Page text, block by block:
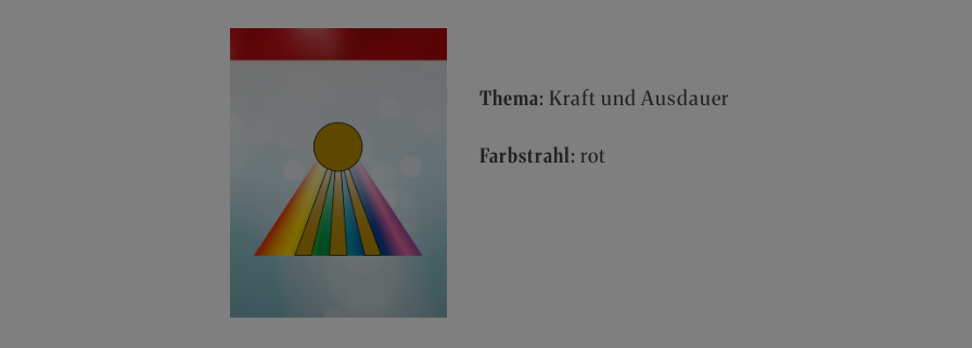
Thema: Kraft und Ausdauer
Farbstrahl: rot